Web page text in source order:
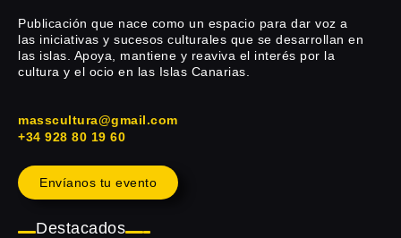
Publicación que nace como un espacio para dar voz a
las iniciativas y sucesos culturales que se desarrollan en
las islas. Apoya, mantiene y reaviva el interés por la
cultura y el ocio en las Islas Canarias.
masscultura@gmail.com
+34 928 80 19 60
Envíanos tu evento
Destacados